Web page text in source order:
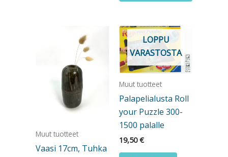
Muut tuotteet
Vaasi 17cm, Tuhka
LOPPU
VARASTOSTA
Muut tuotteet
Palapelialusta Roll
your Puzzle 300-
1500 palalle
19,50€